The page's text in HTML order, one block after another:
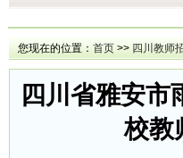
您现在的位置： 首页 >> 四川教师
四川省雅安
校教